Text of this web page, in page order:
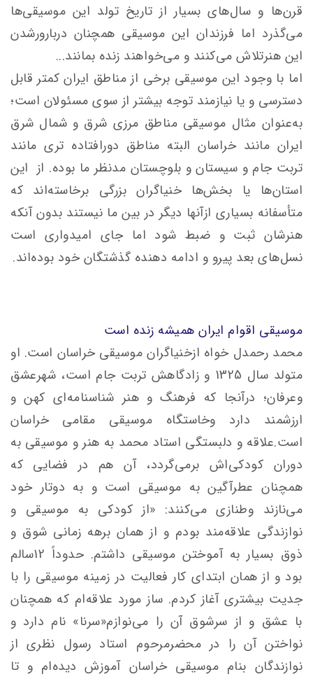
قرن‌ها و سال‌های بسیار از تاریخ تولد این موسیقی‌ها
می‌گذرد اما فرزندان این موسیقی همچنان دربارورشدن
این هنرتلاش می‌کنند و می‌خواهند زنده بمانند...
اما با وجود این موسیقی برخی از مناطق ایران کمتر قابل
دسترسی و یا نیازمند توجه بیشتر از سوی مسئولان است؛
به‌عنوان مثال موسیقی مناطق مرزی شرق و شمال شرق
ایران مانند خراسان البته مناطق دورافتاده تری مانند
تربت جام و سیستان و بلوچستان مد‌نظر ما بوده. از این
استان‌ها یا بخش‌ها خنیاگران بزرگی برخاسته‌اند که
متأسفانه بسیاری ازآنها دیگر در بین ما نیستند بدون آنکه
هنرشان ثبت و ضبط شود اما جای امیدواری است
نسل‌های بعد پیرو و ادامه دهنده گذشتگان خود بوده‌اند.
موسیقی اقوام ایران همیشه زنده است
محمد رحمدل خواه ازخنیاگران موسیقی خراسان است. او
متولد سال 1325 و زادگاهش تربت جام است، شهرعشق
وعرفان؛ درآنجا که فرهنگ و هنر شناسنامه‌ای کهن و
ارزشمند دارد وخاستگاه موسیقی مقامی خراسان
است.علاقه و دلبستگی استاد محمد به هنر و موسیقی به
دوران کودکی‌اش برمی‌گردد، آن‌ هم در فضایی که
همچنان عطرآگین به موسیقی است و به دوتار خود
می‌نازند وطنازی می‌کنند: «از کودکی به موسیقی و
نوازندگی علاقه‌مند بودم و از همان برهه زمانی شوق و
ذوق بسیار به آموختن موسیقی داشتم. حدوداً 12سالم
بود و از همان ابتدای کار فعالیت در زمینه موسیقی را با
جدیت بیشتری آغاز کردم. ساز مورد علاقه‌ام که همچنان
با عشق و از سرشوق آن را می‌نوازم«سرنا» نام دارد و
نواختن آن را در محضرمرحوم استاد رسول نظری از
نوازندگان بنام موسیقی خراسان آموزش دیده‌ام و تا